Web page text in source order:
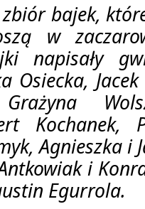
bajek,
w
napisały
Osiecka,
Kochanek,
Agnieszka i
i
Egurrola.